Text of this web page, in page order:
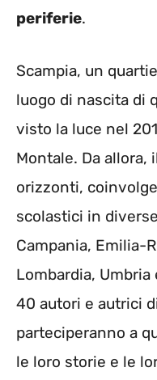
periferie.
Scampia, un
luogo di nascita di
visto la luce nel
Montale. Da
orizzonti,
scolastici in
Campania, Emilia-
Lombardia, Umbria
40 autori e autrici
parteciperanno a
le loro storie e le